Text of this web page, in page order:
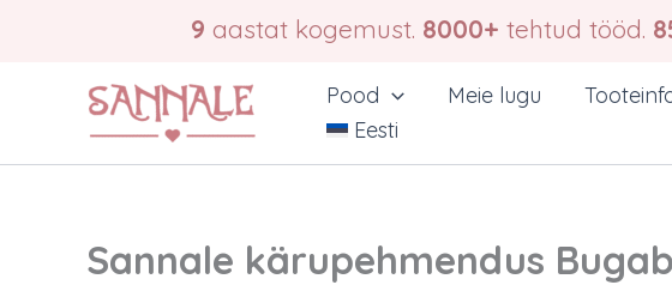
9 aastat kogemust. 8000+ tehtud tööd.
Pood Meie lugu
Eesti
Sannale kärupehmendus